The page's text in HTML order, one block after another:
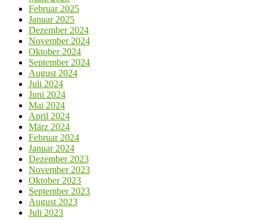
Februar 2025
Januar 2025
Dezember 2024
November 2024
Oktober 2024
September 2024
August 2024
Juli 2024
Juni 2024
Mai 2024
April 2024
März 2024
Februar 2024
Januar 2024
Dezember 2023
November 2023
Oktober 2023
September 2023
August 2023
Juli 2023